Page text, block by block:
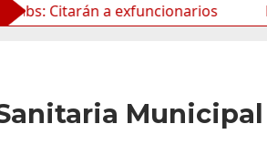
a exfuncionarios Río